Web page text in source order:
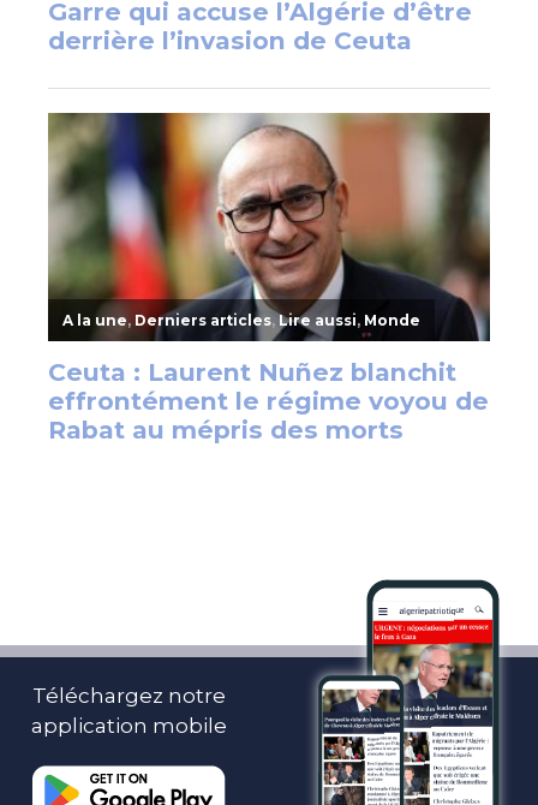
Téléchargez notre
application mobile